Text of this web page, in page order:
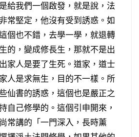
我們一個啟發，就是說，法
常堅定，他沒有受到誘惑。如
個也不錯，去學一學，就退轉
的，變成修長生，那就不是出
家人是要了生死。道家，道士
人是求無生，目的不一樣。所
仙書的誘惑，這個也是嚴正之
自己修學的。這個引申開來，
常講的「一門深入，長時薰